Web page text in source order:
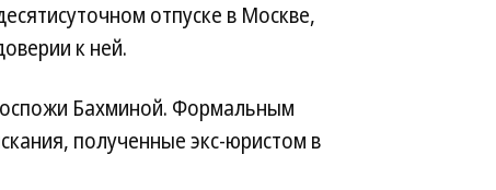
отпуске в Москве,
к ней.
Бахминой. Формальным
полученные экс-юристом в